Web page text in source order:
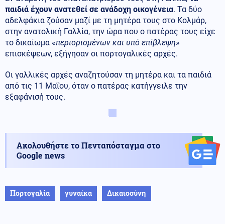
παιδιά έχουν ανατεθεί σε ανάδοχη οικογένεια. Τα δύο
αδελφάκια ζούσαν μαζί με τη μητέρα τους στο Κολμάρ,
στην ανατολική Γαλλία, την ώρα που ο πατέρας τους είχε
το δικαίωμα «περιορισμένων και υπό επίβλεψη»
επισκέψεων, εξήγησαν οι πορτογαλικές αρχές.
Οι γαλλικές αρχές αναζητούσαν τη μητέρα και τα παιδιά
από τις 11 Μαΐου, όταν ο πατέρας κατήγγειλε την
εξαφάνισή τους.
Ακολουθήστε το Πενταπόσταγμα στο
Google news
Πορτογαλία γυναίκα Δικαιοσύνη